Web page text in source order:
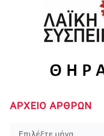
ΑΡΧΕΙΟ ΑΡΘΡΩΝ